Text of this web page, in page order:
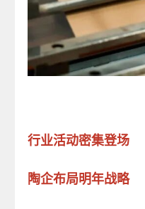
行业活动密集登场
陶企布局明年战略